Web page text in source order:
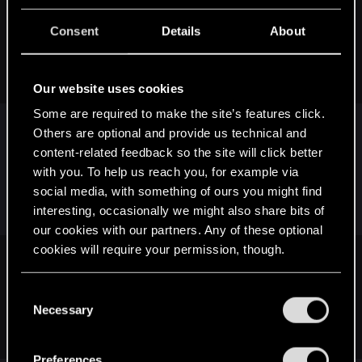
Consent Details About
Our website uses cookies
Some are required to make the site’s features click.
Others are optional and provide us technical and
content-related feedback so the site will click better
with you. To help us reach you, for example via
social media, with something of ours you might find
interesting, occasionally we might also share bits of
our cookies with our partners. Any of these optional
cookies will require your permission, though.
and tweak your preferences regarding them in the
Necessary
A mi się od razu Tomek Gop przypomniał
. Pierwsze
Skoro o nim mowa, to warto przywołać jego rolę
w budowaniu wspomnianego hype'u i zapowiedzi
związane z systemem walki – czy nie
przekonywał nas przypadkiem np. do tego, że w
ramach strategii możliwe będzie wrzucenie przez
okno petardy?​
honorowym miejscu na półce. I ten świetny (niedoceniony na